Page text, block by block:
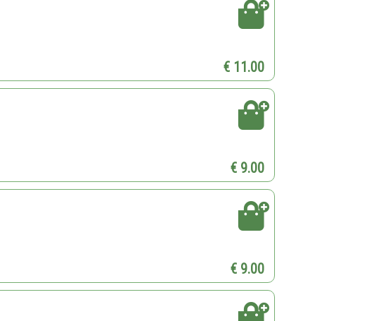
€ 11.00
€ 9.00
€ 9.00